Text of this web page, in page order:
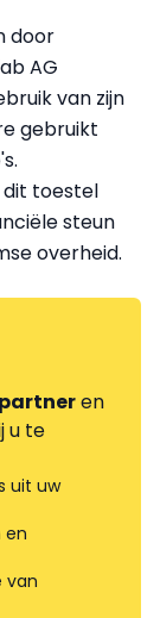
door
AG
van zijn
gebruikt
toestel
steun
overheid.
en
u te
uit uw
en
van